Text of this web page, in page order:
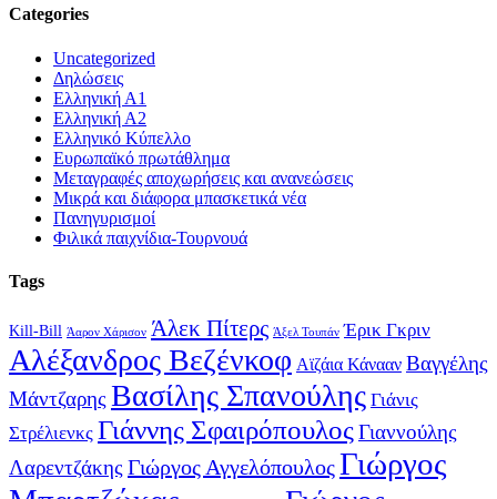
Categories
Uncategorized
Δηλώσεις
Ελληνική Α1
Ελληνική Α2
Ελληνικό Κύπελλο
Ευρωπαϊκό πρωτάθλημα
Μεταγραφές αποχωρήσεις και ανανεώσεις
Μικρά και διάφορα μπασκετικά νέα
Πανηγυρισμοί
Φιλικά παιχνίδια-Τουρνουά
Tags
Kill-Bill Άαρον Χάρισον Άλεκ Πίτερς Άξελ Τουπάν Έρικ Γκριν
Αλέξανδρος Βεζένκοφ Αϊζάια Κάνααν Βαγγέλης
Μάντζαρης Βασίλης Σπανούλης Γιάνις
Στρέλιενκς Γιάννης ΣφαιρόπουλοςΓιαννούλης
Λαρεντζάκης Γιώργος ΑγγελόπουλοςΓιώργος